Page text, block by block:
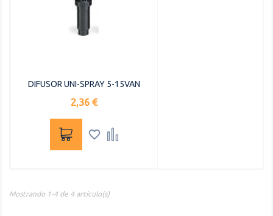
DIFUSOR UNI-SPRAY 5-15VAN
Precio
2,36 €
 
Mostrando 1-4 de 4 artículo(s)